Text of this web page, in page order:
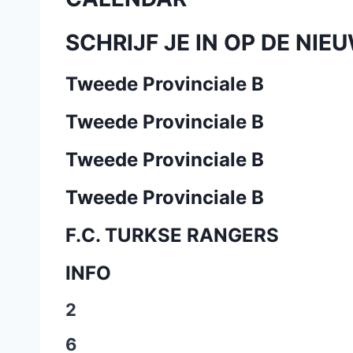
SCHRIJF JE IN OP DE
Tweede Provinciale B
Tweede Provinciale B
Tweede Provinciale B
Tweede Provinciale B
F.C. TURKSE RANGERS
INFO
2
6